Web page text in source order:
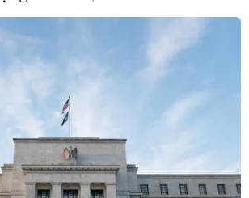
Trung Quốc
năm 2026